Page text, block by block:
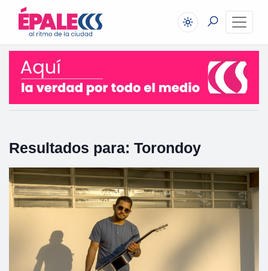
Resultados para: Torondoy